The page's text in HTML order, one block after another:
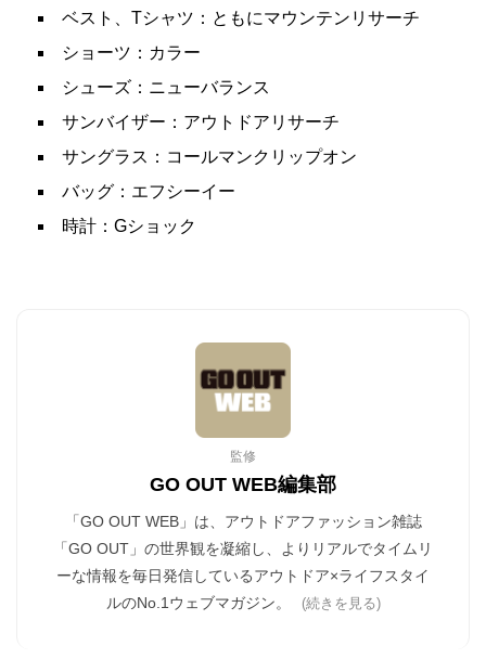
ベスト、Tシャツ：ともにマウンテンリサーチ
ショーツ：カラー
シューズ：ニューバランス
サンバイザー：アウトドアリサーチ
サングラス：コールマンクリップオン
バッグ：エフシーイー
時計：Gショック
監修
GO OUT WEB編集部
「GO OUT WEB」は、アウトドアファッション雑誌
「GO OUT」の世界観を凝縮し、よりリアルでタイムリ
ーな情報を毎日発信しているアウトドア×ライフスタイ
ルのNo.1ウェブマガジン。
(続きを見る)